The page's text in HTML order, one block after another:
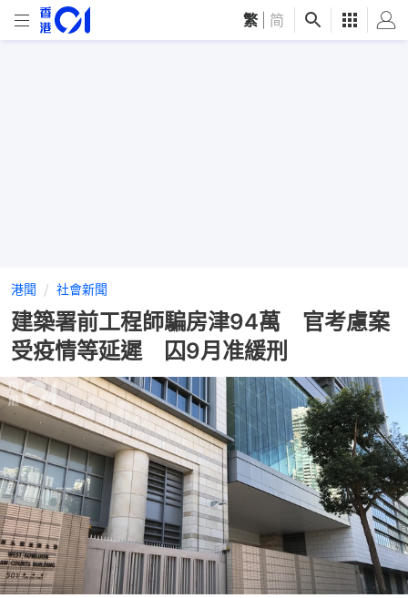
繁 简
港聞 社會新聞
建築署前工程師騙房津94萬 官考慮案
受疫情等延遲 囚9月准緩刑